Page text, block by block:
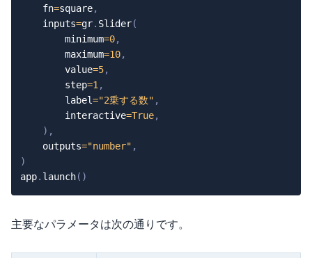
    fn
=square,
    inputs
=gr. Slider(
        minimum
=0,
        maximum
=10,
        value
=5,
        step
=1,
        label
="2乗する数" ,
        interactive
=True,
) ,
    outputs
="number" ,
)
app. launch( )
主要なパラメータは次の通りです。